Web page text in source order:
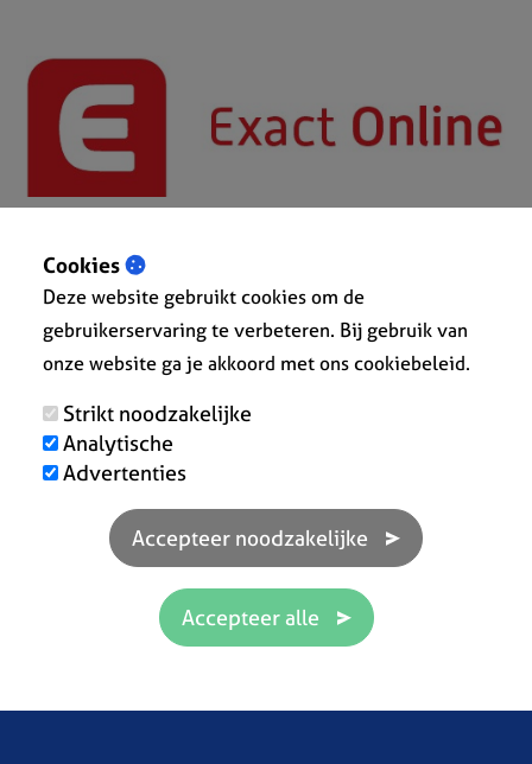
Cookies
Deze website gebruikt cookies om de
gebruikerservaring te verbeteren. Bij gebruik van
onze website ga je akkoord met ons cookiebeleid.
Strikt noodzakelijke
Analytische
Advertenties